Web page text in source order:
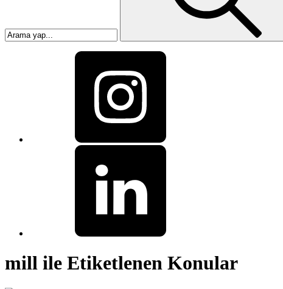
mill ile Etiketlenen Konular